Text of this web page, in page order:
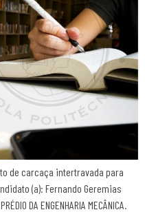
de carcaça intertravada para
(a): Fernando Geremias
DA ENGENHARIA MECÂNICA.